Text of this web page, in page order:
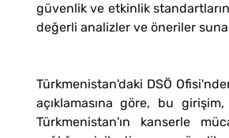
güvenlik ve etkinlik
değerli analizler ve öneriler
Türkmenistan'daki DSÖ
açıklamasına göre, bu
Türkmenistan'ın kanserle